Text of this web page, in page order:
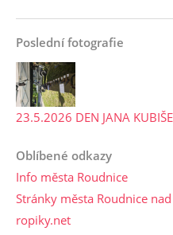
Poslední fotografie
23.5.2026 DEN JANA
Oblíbené odkazy
Info města Roudnice
Stránky města Roudnice
ropiky.net